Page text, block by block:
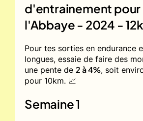
d'entrainement
l'Abbaye - 2024 -
Pour tes sorties en endurance
longues, essaie de faire des
une pente de 2 à 4%, soit
pour 10km. 📈
Semaine 1